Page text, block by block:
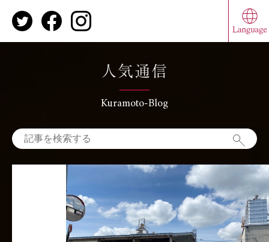
人気通信
Kuramoto-Blog